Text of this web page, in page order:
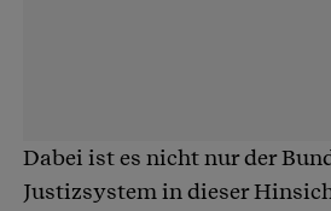
Dabei ist es nicht nur der
Justizsystem in dieser